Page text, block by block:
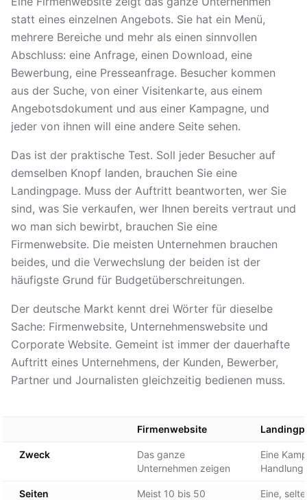
statt eines einzelnen Angebots. Sie hat ein Menü,
mehrere Bereiche und mehr als einen sinnvollen
Abschluss: eine Anfrage, einen Download, eine
Bewerbung, eine Presseanfrage. Besucher kommen
aus der Suche, von einer Visitenkarte, aus einem
Angebotsdokument und aus einer Kampagne, und
jeder von ihnen will eine andere Seite sehen.
Das ist der praktische Test. Soll jeder Besucher auf
demselben Knopf landen, brauchen Sie eine
Landingpage. Muss der Auftritt beantworten, wer Sie
sind, was Sie verkaufen, wer Ihnen bereits vertraut und
wo man sich bewirbt, brauchen Sie eine
Firmenwebsite. Die meisten Unternehmen brauchen
beides, und die Verwechslung der beiden ist der
häufigste Grund für Budgetüberschreitungen.
Der deutsche Markt kennt drei Wörter für dieselbe
Sache: Firmenwebsite, Unternehmenswebsite und
Corporate Website. Gemeint ist immer der dauerhafte
Auftritt eines Unternehmens, der Kunden, Bewerber,
Partner und Journalisten gleichzeitig bedienen muss.
Firmenwebsite
Zweck
Das ganze
Unternehmen zeigen
Eine
Handlung
Seiten Meist 10 bis 50 Eine,